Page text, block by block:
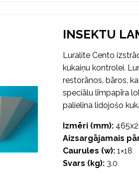
INSEKTU
Luralite Cento
kukaiņu kontrolei.
restorānos, bāros,
speciālu līmpapīra
palielina lidojošo
Izmēri (mm):
Aizsargājamais
Caurules (w): 1×18
Svars (kg): 3.0